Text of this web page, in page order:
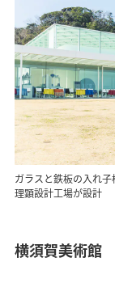
ガラスと鉄板の入れ
理顕設計工場が設計
横須賀美術館